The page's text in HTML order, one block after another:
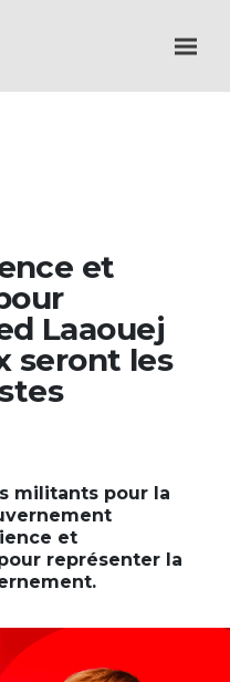
et
Laaouej
seront les
militants pour la
et
représenter la